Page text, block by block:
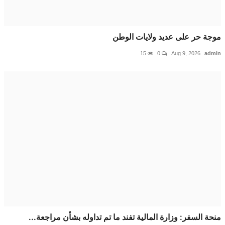
حر على عديد ولايات الوطن
Aug 9, 2026
0
15
السفر: وزارة المالية تفند ما تم تداوله بشأن مراجعة...